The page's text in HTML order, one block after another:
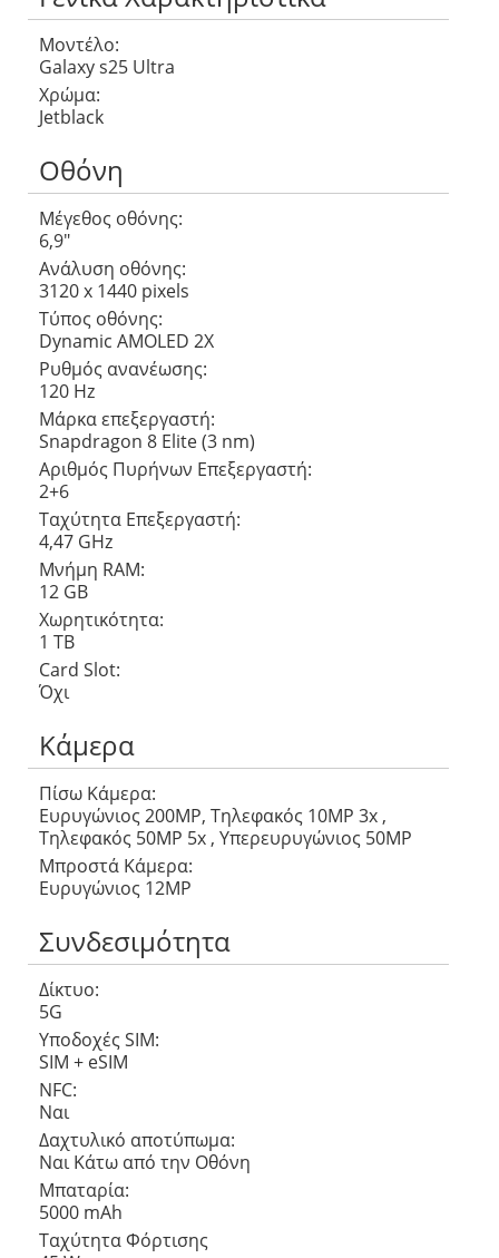
Μοντέλο:
Galaxy s25 Ultra
Χρώμα:
Jetblack
Οθόνη
Μέγεθος οθόνης:
6,9″
Ανάλυση οθόνης:
3120 x 1440 pixels
Τύπος οθόνης:
Dynamic AMOLED 2X
Ρυθμός ανανέωσης:
120 Hz
Μάρκα επεξεργαστή:
Snapdragon 8 Elite (3 nm)
Αριθμός Πυρήνων Eπεξεργαστή:
2+6
Ταχύτητα Επεξεργαστή:
4,47 GHz
Μνήμη RAM:
12 GB
Χωρητικότητα:
1 TB
Card Slot:
Όχι
Κάμερα
Πίσω Κάμερα:
Ευρυγώνιος 200MP, Τηλεφακός 10MP 3x ,
Τηλεφακός 50MP 5x , Υπερευρυγώνιος 50MP
Μπροστά Κάμερα:
Ευρυγώνιος 12MP
Συνδεσιμότητα
Δίκτυο:
5G
Υποδοχές SIM:
SIM + eSIM
NFC:
Ναι
Δαχτυλικό αποτύπωμα:
Ναι Κάτω από την Οθόνη
Μπαταρία:
5000 mAh
Ταχύτητα Φόρτισης